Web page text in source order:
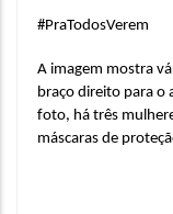
#PraTodosVerem
A imagem mostra
braço direito para o
foto, há três
máscaras de